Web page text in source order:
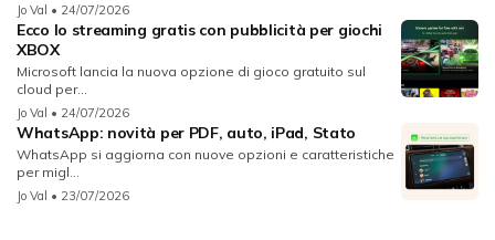
Jo Val • 24/07/2026
Ecco lo streaming gratis con pubblicità per giochi
XBOX
Microsoft lancia la nuova opzione di gioco gratuito sul
cloud per...
Jo Val • 24/07/2026
WhatsApp: novità per PDF, auto, iPad, Stato
WhatsApp si aggiorna con nuove opzioni e caratteristiche
per migl...
Jo Val • 23/07/2026